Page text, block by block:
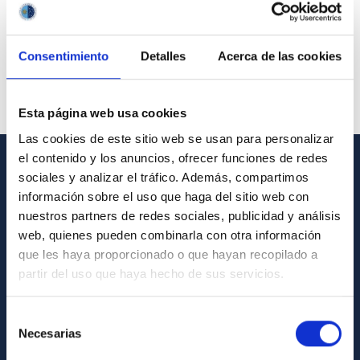
Consentimiento Detalles Acerca de las cookies
Esta página web usa cookies
Las cookies de este sitio web se usan para personalizar
el contenido y los anuncios, ofrecer funciones de redes
sociales y analizar el tráfico. Además, compartimos
información sobre el uso que haga del sitio web con
nuestros partners de redes sociales, publicidad y análisis
web, quienes pueden combinarla con otra información
que les haya proporcionado o que hayan recopilado a
partir del uso que haya hecho de sus servicios.
Necesarias
GENERAL INFORMATION
Contact
How to get to the IAC
List of personnel
Library
General register